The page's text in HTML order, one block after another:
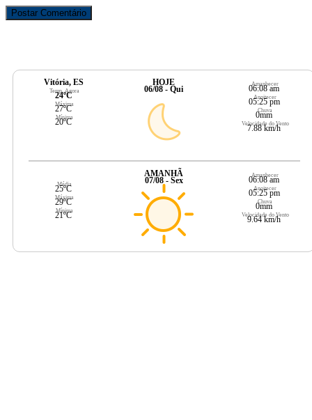
Vitória, ES
Temp. Agora
24ºC
Máxima
27ºC
Mínima
20ºC
HOJE
06/08 - Qui
Amanhecer
06:08 am
Anoitecer
05:25 pm
Chuva
0mm
Velocidade do Vento
7.88 km/h
Média
25ºC
Máxima
29ºC
Mínima
21ºC
AMANHÃ
07/08 - Sex
Amanhecer
06:08 am
Anoitecer
05:25 pm
Chuva
0mm
Velocidade do Vento
9.64 km/h